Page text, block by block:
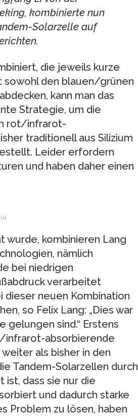
kombinierte nun
Solarzelle auf
die jeweils kurze
sowohl den blauen/grünen
kann man das
Strategie, um die
rot/infrarot-
traditionell aus Silizium
Leider erfordern
und haben daher einen
wurde, kombinieren Lang
nämlich
bei niedrigen
verarbeitet
dieser neuen Kombination
so Felix Lang: „Dies war
gelungen sind.“ Erstens
infrarot-absorbierende
als bisher in den
Tandem-Solarzellen durch
dass sie nur die
und dadurch starke
Problem zu lösen, haben